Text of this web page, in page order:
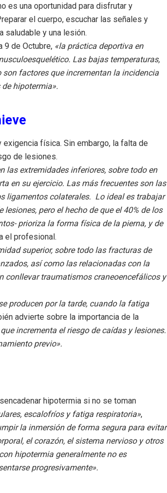
es una oportunidad para disfrutar y
el cuerpo, escuchar las señales y
saludable y una lesión.
9 de Octubre, «la práctica deportiva en
Las bajas temperaturas,
factores que incrementan la incidencia
hipotermia».
física. Sin embargo, la falta de
de lesiones.
las extremidades inferiores, sobre todo en
en su ejercicio. Las más frecuentes son las
ligamentos colaterales. Lo ideal es trabajar
pero el hecho de que el 40% de los
prioriza la forma física de la pierna, y de
el profesional.
superior, sobre todo las fracturas de
así como las relacionadas con la
conllevar traumatismos craneoencefálicos y
producen por la tarde, cuando la fatiga
advierte sobre la importancia de la
incrementa el riesgo de caídas y lesiones.
previo».
hipotermia si no se toman
escalofríos y fatiga respiratoria»,
la inmersión de forma segura para evitar
el corazón, el sistema nervioso y otros
hipotermia generalmente no es
progresivamente».